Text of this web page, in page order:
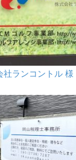
社ランコントル 様